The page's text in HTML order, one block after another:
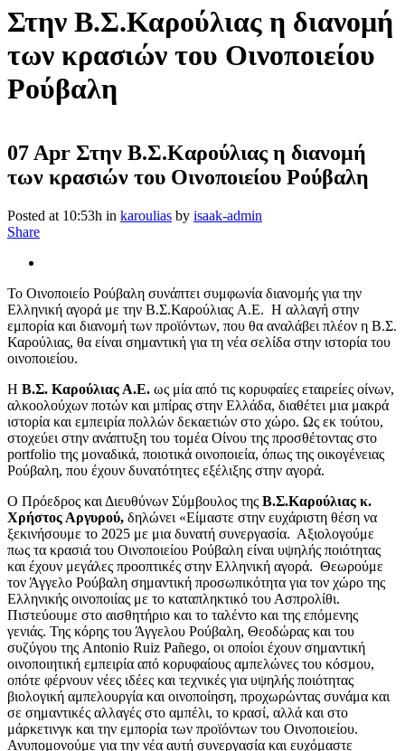
Στην Β.Σ.Καρούλιας η διανομή
των κρασιών του Οινοποιείου
Ρούβαλη
07 Apr Στην Β.Σ.Καρούλιας η διανομή
των κρασιών του Οινοποιείου Ρούβαλη
Posted at 10:53h in karoulias by isaak-admin
Share
Το Οινοποιείο Ρούβαλη συνάπτει συμφωνία διανομής για την
Ελληνική αγορά με την Β.Σ.Καρούλιας A.E. Η αλλαγή στην
εμπορία και διανομή των προϊόντων, που θα αναλάβει πλέον η Β.Σ.
Καρούλιας, θα είναι σημαντική για τη νέα σελίδα στην ιστορία του
οινοποιείου.
Η Β.Σ. Καρούλιας Α.Ε. ως μία από τις κορυφαίες εταιρείες οίνων,
αλκοολούχων ποτών και μπίρας στην Ελλάδα, διαθέτει μια μακρά
ιστορία και εμπειρία πολλών δεκαετιών στο χώρο. Ως εκ τούτου,
στοχεύει στην ανάπτυξη του τομέα Οίνου της προσθέτοντας στο
portfolio της μοναδικά, ποιοτικά οινοποιεία, όπως της οικογένειας
Ρούβαλη, που έχουν δυνατότητες εξέλιξης στην αγορά.
Ο Πρόεδρος και Διευθύνων Σύμβουλος της Β.Σ.Καρούλιας κ.
Χρήστος Αργυρού, δηλώνει «Είμαστε στην ευχάριστη θέση να
ξεκινήσουμε το 2025 με μια δυνατή συνεργασία. Αξιολογούμε
πως τα κρασιά του Οινοποιείου Ρούβαλη είναι υψηλής ποιότητας
και έχουν μεγάλες προοπτικές στην Ελληνική αγορά. Θεωρούμε
τον Άγγελο Ρούβαλη σημαντική προσωπικότητα για τον χώρο της
Ελληνικής οινοποιίας με το καταπληκτικό του Ασπρολίθι.
Πιστεύουμε στο αισθητήριο και το ταλέντο και της επόμενης
γενιάς. Της κόρης του Άγγελου Ρούβαλη, Θεοδώρας και του
συζύγου της Antonio Ruiz Pañego, οι οποίοι έχουν σημαντική
οινοποιητική εμπειρία από κορυφαίους αμπελώνες του κόσμου,
οπότε φέρνουν νέες ιδέες και τεχνικές για υψηλής ποιότητας
βιολογική αμπελουργία και οινοποίηση, προχωρώντας συνάμα και
σε σημαντικές αλλαγές στο αμπέλι, το κρασί, αλλά και στο
μάρκετινγκ και την εμπορία των προϊόντων του Οινοποιείου.
Ανυπομονούμε για την νέα αυτή συνεργασία και ευχόμαστε